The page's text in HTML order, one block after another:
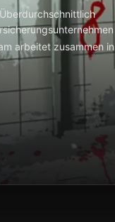
Überdurchschnittlich
arbeitet zusammen